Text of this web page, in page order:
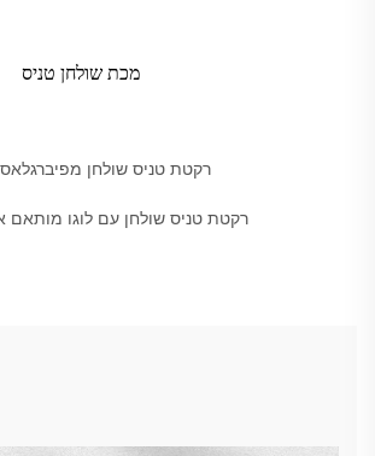
מכת שולחן טניס
רקטת טניס שולחן מפיברגלאס
רקטת טניס שולחן עם לוגו מותאם